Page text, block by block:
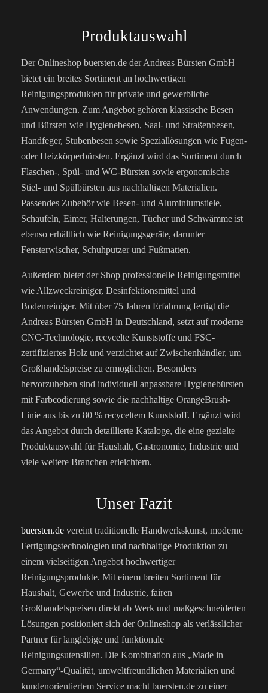
Produktauswahl
Der Onlineshop buersten.de der Andreas Bürsten GmbH
bietet ein breites Sortiment an hochwertigen
Reinigungsprodukten für private und gewerbliche
Anwendungen. Zum Angebot gehören klassische Besen
und Bürsten wie Hygienebesen, Saal- und Straßenbesen,
Handfeger, Stubenbesen sowie Speziallösungen wie Fugen-
oder Heizkörperbürsten. Ergänzt wird das Sortiment durch
Flaschen-, Spül- und WC-Bürsten sowie ergonomische
Stiel- und Spülbürsten aus nachhaltigen Materialien.
Passendes Zubehör wie Besen- und Aluminiumstiele,
Schaufeln, Eimer, Halterungen, Tücher und Schwämme ist
ebenso erhältlich wie Reinigungsgeräte, darunter
Fensterwischer, Schuhputzer und Fußmatten.
Außerdem bietet der Shop professionelle Reinigungsmittel
wie Allzweckreiniger, Desinfektionsmittel und
Bodenreiniger. Mit über 75 Jahren Erfahrung fertigt die
Andreas Bürsten GmbH in Deutschland, setzt auf moderne
CNC-Technologie, recycelte Kunststoffe und FSC-
zertifiziertes Holz und verzichtet auf Zwischenhändler, um
Großhandelspreise zu ermöglichen. Besonders
hervorzuheben sind individuell anpassbare Hygienebürsten
mit Farbcodierung sowie die nachhaltige OrangeBrush-
Linie aus bis zu 80 % recyceltem Kunststoff. Ergänzt wird
das Angebot durch detaillierte Kataloge, die eine gezielte
Produktauswahl für Haushalt, Gastronomie, Industrie und
viele weitere Branchen erleichtern.
Unser Fazit
buersten.de vereint traditionelle Handwerkskunst, moderne
Fertigungstechnologien und nachhaltige Produktion zu
einem vielseitigen Angebot hochwertiger
Reinigungsprodukte. Mit einem breiten Sortiment für
Haushalt, Gewerbe und Industrie, fairen
Großhandelspreisen direkt ab Werk und maßgeschneiderten
Lösungen positioniert sich der Onlineshop als verlässlicher
Partner für langlebige und funktionale
Reinigungsutensilien. Die Kombination aus „Made in
Germany“-Qualität, umweltfreundlichen Materialien und
kundenorientiertem Service macht buersten.de zu einer